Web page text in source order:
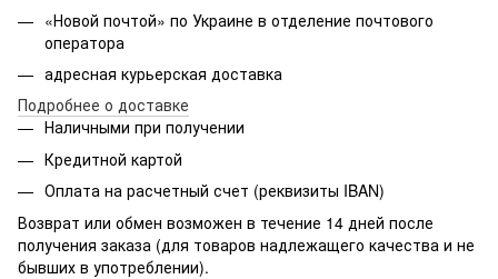
«Новой почтой» по Украине в отделение почтового
оператора
адресная курьерская доставка
Подробнее о доставке
Наличными при получении
Кредитной картой
Оплата на расчетный счет (реквизиты IBAN)
Возврат или обмен возможен в течение 14 дней после
получения заказа (для товаров надлежащего качества и не
бывших в употреблении).